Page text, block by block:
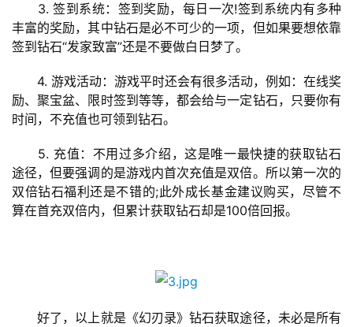
手
机
单
戏
3. 签到系统：签到奖励，每日一次!签到系统内有多种
丰富的奖励，其中钻石是必不可少的一项，但如果要想依靠
签到钻石“发家致富”还是不要做白日梦了。
4. 游戏活动：游戏平时还会有很多活动，例如：在线奖
励、聚宝盆、限时签到等等，都会给与一定钻石，只要你有
时间，不充值也可领到钻石。
5. 充值：不用过多介绍，这是唯一最快捷的获取钻石
途径，但要强调的是游戏内首次充值是双倍。所以第一次的
双倍钻石福利还是不错的;此外成长基金建议购买，尽管不
算在首充双倍内，但累计获取钻石却是100倍回报。
好了，以上就是《幻刃录》钻石获取途径，未必是所有